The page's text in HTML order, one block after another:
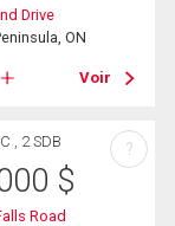
Drive
ON
Voir
, 2 SDB
$
Road
?